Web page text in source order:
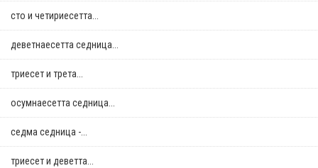
сто и четириесетта...
деветнаесетта седница...
триесет и трета...
осумнaесетта седница...
седма седница -...
триесет и деветта...